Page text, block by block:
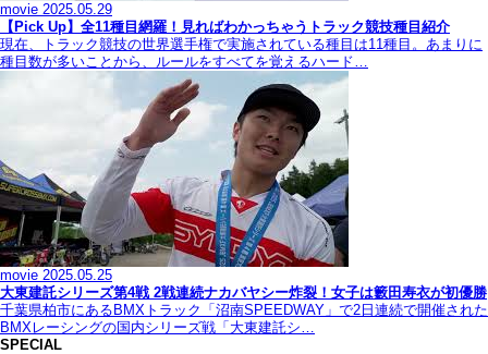
movie 2025.05.29
【Pick Up】全11種目網羅！見ればわかっちゃうトラック競技種目紹介
現在、トラック競技の世界選手権で実施されている種目は11種目。あまりに
種目数が多いことから、ルールをすべてを覚えるハード…
movie 2025.05.25
大東建託シリーズ第4戦 2戦連続ナカバヤシー炸裂！女子は籔田寿衣が初優勝
千葉県柏市にあるBMXトラック「沼南SPEEDWAY」で2日連続で開催された
BMXレーシングの国内シリーズ戦「大東建託シ…
SPECIAL